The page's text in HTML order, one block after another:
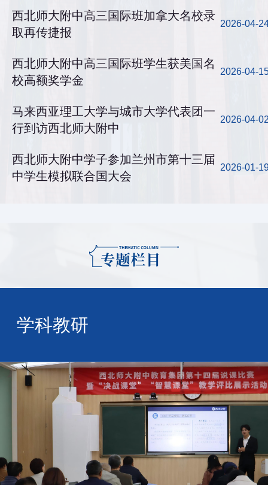
西北师大附中高三国际班加拿大名校录
取再传捷报
2026-04-
西北师大附中高三国际班学生获美国名
校高额奖学金
2026-04-
马来西亚理工大学与城市大学代表团一
行到访西北师大附中
2026-04-
西北师大附中学子参加兰州市第十三届
中学生模拟联合国大会
2026-01-
学科教研